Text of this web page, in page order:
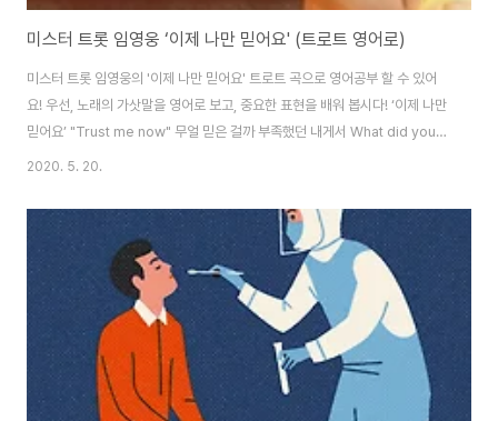
미스터 트롯 임영웅 ‘이제 나만 믿어요' (트로트 영어로)
미스터 트롯 임영웅의 '이제 나만 믿어요' 트로트 곡으로 영어공부 할 수 있어
요! 우선, 노래의 가삿말을 영어로 보고, 중요한 표현을 배워 봅시다! ‘이제 나만
믿어요’ "Trust me now" 무얼 믿은 걸까 부족했던 내게서 What did you
believe in? I wasn’t enough 나조차 못 믿던 내게 여태 머문 사람 The
걸까 가진 것도 없던 내게 What did you see in me? I didn’t have
anything. 무작정 내 손을 잡아 날 이끈 사람 The one who held my
hands and guided me 최고였어 It was the best..
2020. 5. 20.